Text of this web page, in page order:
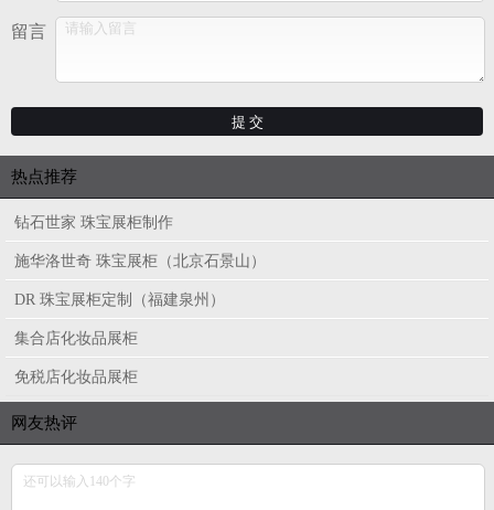
留言
热点推荐
钻石世家 珠宝展柜制作
施华洛世奇 珠宝展柜（北京石景山）
DR 珠宝展柜定制（福建泉州）
集合店化妆品展柜
免税店化妆品展柜
网友热评